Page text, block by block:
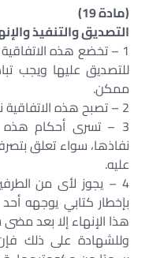
(مادة 19)
التصديق والتنفيذ
1 – تخضع هذه
للتصديق عليها ويجب
ممكن.
2 – تصبح هذه الاتفاقية نافذة حال تبادل وسائل التصديق.
3 – تسرى أحكام
نفاذها، سواء تعلق
عليه.
4 – يجوز لأى من
بإخطار كتابي يوجهه
هذا الإنهاء إلا بعد
وللشهادة على ذلك